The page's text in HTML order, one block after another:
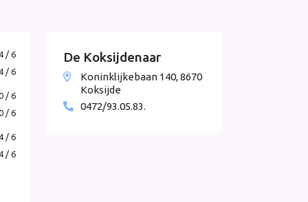
4 / 6
4 / 6
/ 6
/ 6
4 / 6
4 / 6
De Koksijdenaar
Koninklijkebaan 140, 8670
Koksijde
0472/93.05.83.